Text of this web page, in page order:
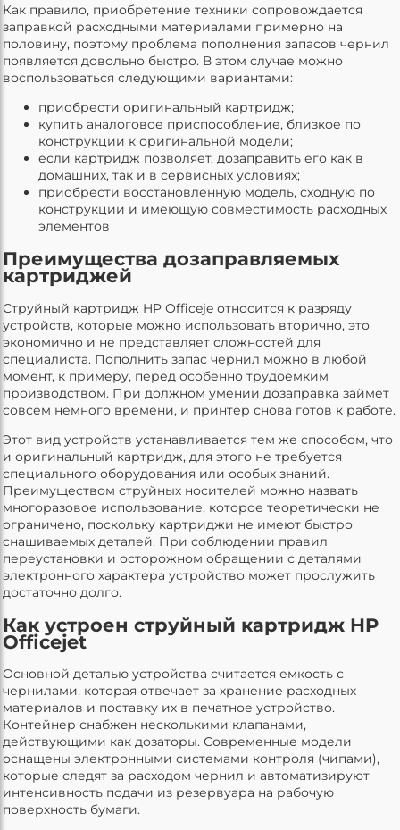
Как правило, приобретение техники сопровождается
заправкой расходными материалами примерно на
половину, поэтому проблема пополнения запасов чернил
появляется довольно быстро. В этом случае можно
воспользоваться следующими вариантами:
приобрести оригинальный картридж;
купить аналоговое приспособление, близкое по
конструкции к оригинальной модели;
если картридж позволяет, дозаправить его как в
домашних, так и в сервисных условиях;
приобрести восстановленную модель, сходную по
конструкции и имеющую совместимость расходных
элементов
Преимущества дозаправляемых
картриджей
Струйный картридж HP Officeje относится к разряду
устройств, которые можно использовать вторично, это
экономично и не представляет сложностей для
специалиста. Пополнить запас чернил можно в любой
момент, к примеру, перед особенно трудоемким
производством. При должном умении дозаправка займет
совсем немного времени, и принтер снова готов к работе.
Этот вид устройств устанавливается тем же способом, что
и оригинальный картридж, для этого не требуется
специального оборудования или особых знаний.
Преимуществом струйных носителей можно назвать
многоразовое использование, которое теоретически не
ограничено, поскольку картриджи не имеют быстро
снашиваемых деталей. При соблюдении правил
переустановки и осторожном обращении с деталями
электронного характера устройство может прослужить
достаточно долго.
Как устроен струйный картридж HP
Officejet
Основной деталью устройства считается емкость с
чернилами, которая отвечает за хранение расходных
материалов и поставку их в печатное устройство.
Контейнер снабжен несколькими клапанами,
действующими как дозаторы. Современные модели
оснащены электронными системами контроля (чипами),
которые следят за расходом чернил и автоматизируют
интенсивность подачи из резервуара на рабочую
поверхность бумаги.